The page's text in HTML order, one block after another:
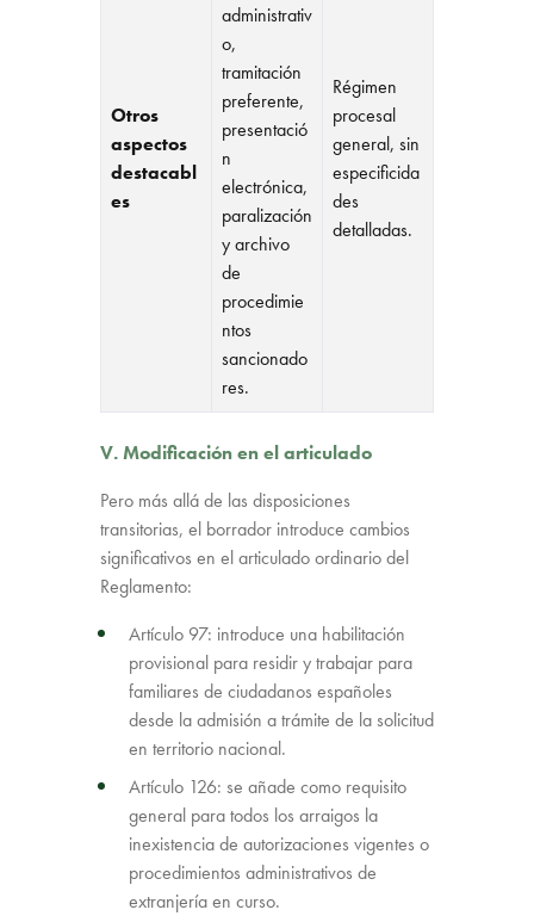
Otros
aspectos
destacabl
es
administrativ
o,
tramitación
preferente,
presentació
n
electrónica,
paralización
y archivo
de
procedimie
ntos
sancionado
res.
Régimen
procesal
general, sin
especificida
des
detalladas.
V. Modificación en el articulado
Pero más allá de las disposiciones
transitorias, el borrador introduce cambios
significativos en el articulado ordinario del
Reglamento:
Artículo 97: introduce una habilitación
provisional para residir y trabajar para
familiares de ciudadanos españoles
desde la admisión a trámite de la solicitud
en territorio nacional.
Artículo 126: se añade como requisito
general para todos los arraigos la
inexistencia de autorizaciones vigentes o
procedimientos administrativos de
extranjería en curso.